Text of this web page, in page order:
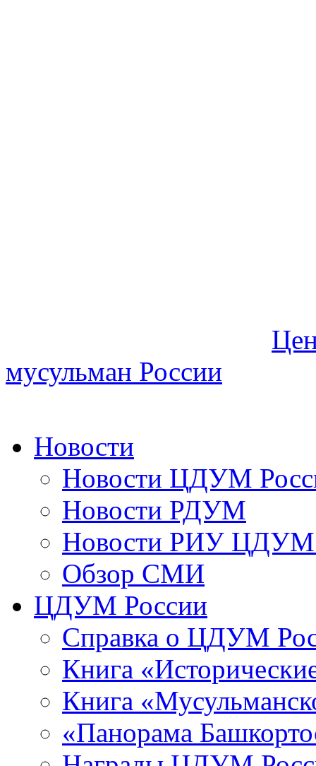
мусульман России
Новости
Новости ЦДУМ
Новости РДУМ
Новости РИУ ЦДУМ
Обзор СМИ
ЦДУМ России
Справка о ЦДУМ
Книга
Книга
«Панорама